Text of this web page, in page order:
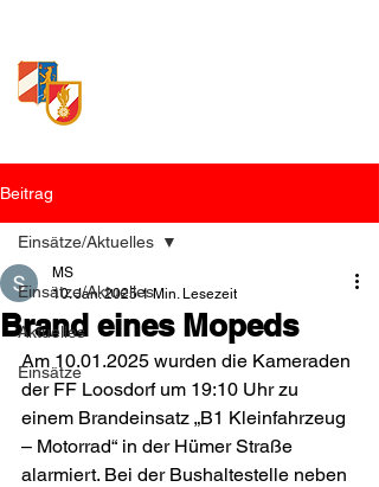
Beitrag
Einsätze/Aktuelles
Aktuelles
Einsätze
Einsätze/Aktuelles
Brand eines Mopeds
MS
10. Jan. 2025 1 Min. Lesezeit
Am 10.01.2025 wurden die Kameraden
der FF Loosdorf um 19:10 Uhr zu
einem Brandeinsatz „B1 Kleinfahrzeug
– Motorrad“ in der Hümer Straße
alarmiert. Bei der Bushaltestelle neben